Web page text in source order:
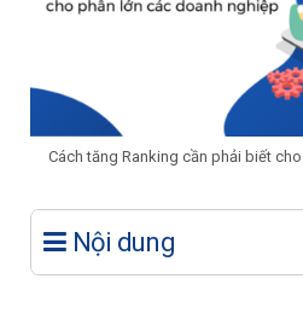
Cách tăng Ranking cần phải biết
Nội dung